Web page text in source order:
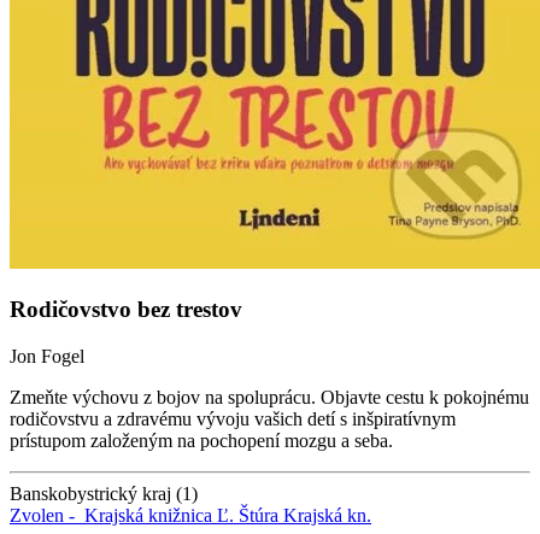
Rodičovstvo bez trestov
Jon Fogel
Zmeňte výchovu z bojov na spoluprácu. Objavte cestu k pokojnému
rodičovstvu a zdravému vývoju vašich detí s inšpiratívnym
prístupom založeným na pochopení mozgu a seba.
Banskobystrický kraj (1)
Zvolen - Krajská knižnica Ľ. Štúra Krajská kn.